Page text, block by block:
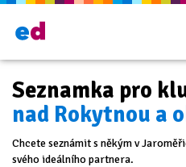
Seznamka pro
nad Rokytnou a
Chcete seznámit s někým v
svého ideálního partnera.